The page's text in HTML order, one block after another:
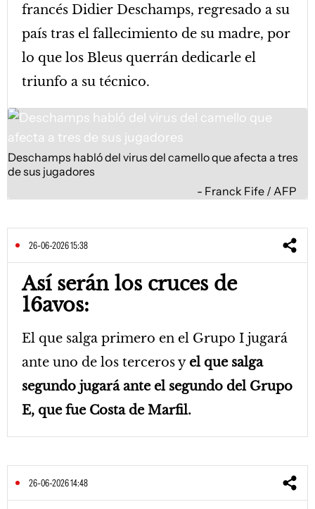
francés Didier Deschamps, regresado a su
país tras el fallecimiento de su madre, por
lo que los Bleus querrán dedicarle el
triunfo a su técnico.
Deschamps habló del virus del camello que afecta a tres
de sus jugadores
Franck Fife / AFP
26-06-2026 15:38
Así serán los cruces de
16avos:
El que salga primero en el Grupo I jugará
ante uno de los terceros yel que salga
segundo jugará ante el segundo del Grupo
E, que fue Costa de Marfil.
26-06-2026 14:48